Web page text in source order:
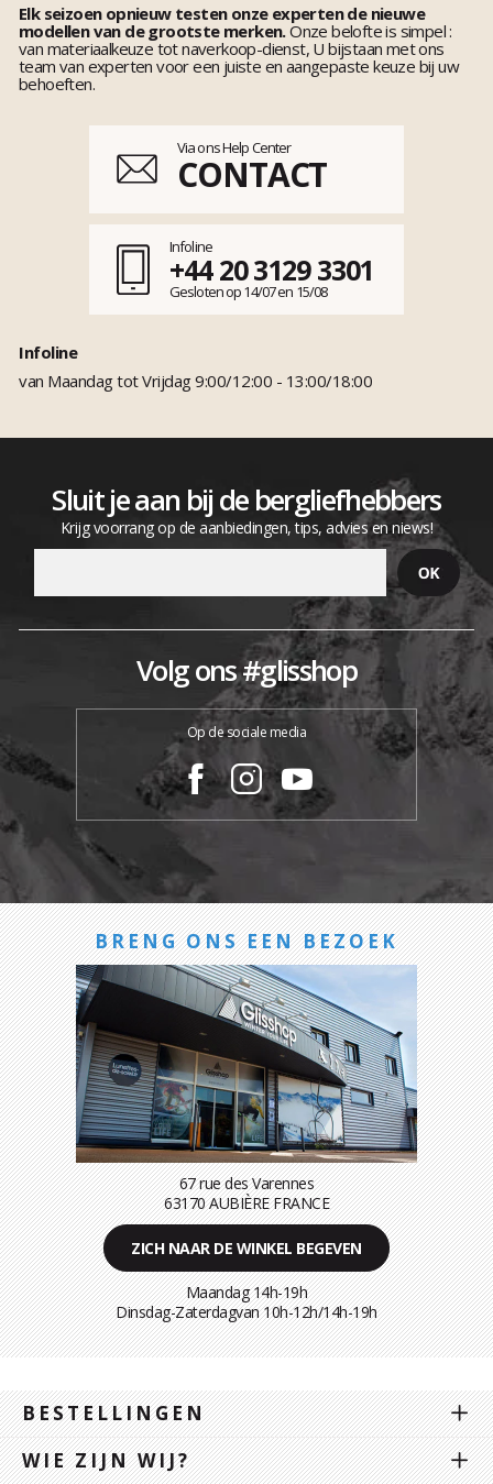
Elk seizoen opnieuw testen onze experten de nieuwe
modellen van de grootste merken.Onze belofte is simpel :
van materiaalkeuze tot naverkoop-dienst, U bijstaan met ons
team van experten voor een juiste en aangepaste keuze bij uw
behoeften.
Via ons Help Center
CONTACT
Infoline
+44 20 3129 3301
Gesloten op 14/07 en 15/08
Infoline
van Maandag tot Vrijdag 9:00/12:00 - 13:00/18:00
Sluit je aan bij de bergliefhebbers
Krijg voorrang op de aanbiedingen, tips, advies en niews!
Volg ons #glisshop
Op de sociale media
BRENG ONS EEN BEZOEK
67 rue des Varennes
63170 AUBIÈRE FRANCE
ZICH NAAR DE WINKEL BEGEVEN
Maandag 14h-19h
Dinsdag-Zaterdagvan 10h-12h/14h-19h
BESTELLINGEN
WIE ZIJN WIJ?